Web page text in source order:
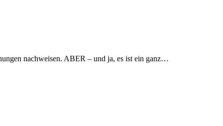
nachweisen. ABER – und ja, es ist ein ganz…